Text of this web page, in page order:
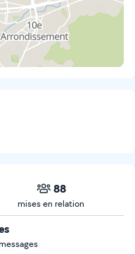
88
mises en relation